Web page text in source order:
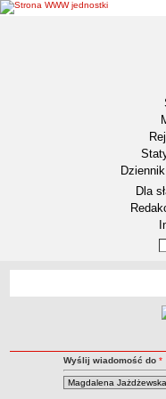
Menu
Dla
ZADANIA PUBLICZNE
STATUT GMINY
Kontakt z Redakcją BIPWyślij wiadomość do *